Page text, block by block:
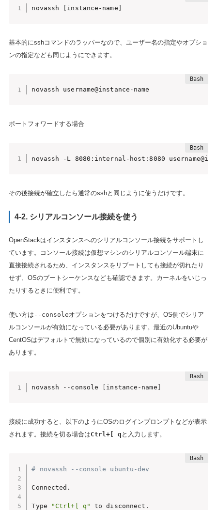
novassh instance-name
基本的にsshコマンドのラッパーなので、ユーザー名の指定やオプショ
ンの指定なども同じようにできます。
novassh username@instance-name
ポートフォワードする場合
novassh -L 8080:internal-host:8080
その後接続が確立したら通常のsshと同じように使うだけです。
4-2. シリアルコンソール接続を使う
OpenStackはインスタンスへのシリアルコンソール接続をサポートし
ています。コンソール接続は仮想マシンのシリアルコンソール端末に
直接接続されるため、インスタンスをリブートしても接続が切れたり
せず、OSのブートシーケンスなども確認できます。カーネルをいじっ
たりするときに便利です。
使い方は --consoleオプションをつけるだけですが、OS側でシリア
ルコンソールが有効になっている必要があります。最近のUbuntuや
CentOSはデフォルトで無効になっているので個別に有効化する必要が
あります。
novassh --console instance-name
接続に成功すると、以下のようにOSのログインプロンプトなどが表示
されます。接続を切る場合はCtrl+[ q と入力します。
# novassh --
Connected.
Type "Ctrl+[ q"
to disconnect.